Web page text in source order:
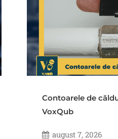
Contoarele de
VoxQub
august 7, 2026